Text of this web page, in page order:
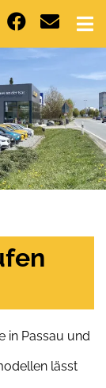
in Passau und
lässt